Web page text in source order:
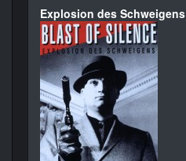
Explosion des Schweigens